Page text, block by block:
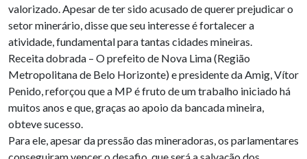
valorizado. Apesar de ter sido acusado de querer prejudicar o
setor minerário, disse que seu interesse é fortalecer a
atividade, fundamental para tantas cidades mineiras.
Receita dobrada – O prefeito de Nova Lima (Região
Metropolitana de Belo Horizonte) e presidente da Amig, Vítor
Penido, reforçou que a MP é fruto de um trabalho iniciado há
muitos anos e que, graças ao apoio da bancada mineira,
obteve sucesso.
Para ele, apesar da pressão das mineradoras, os parlamentares